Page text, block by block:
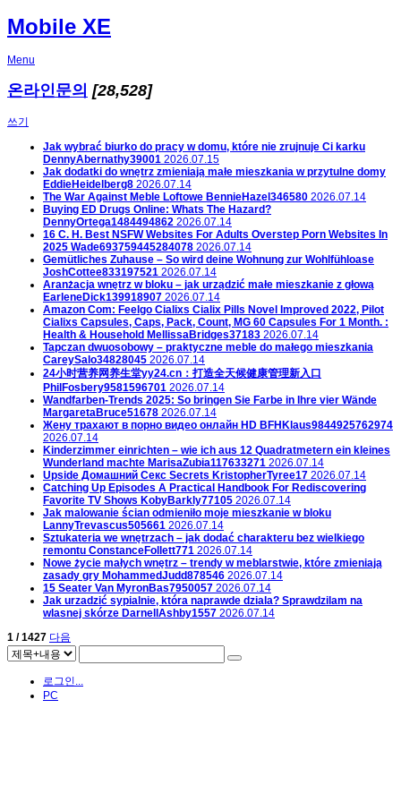
Mobile XE
Menu
온라인문의 [28,528]
쓰기
Jak wybrać biurko do pracy w domu, które nie zrujnuje Ci karku
DennyAbernathy39001 2026.07.15
Jak dodatki do wnętrz zmieniają małe mieszkania w przytulne domy
EddieHeidelberg8 2026.07.14
The War Against Meble Loftowe BennieHazel346580 2026.07.14
Buying ED Drugs Online: Whats The Hazard?
DennyOrtega1484494862 2026.07.14
16 C. H. Best NSFW Websites For Adults Overstep Porn Websites In
2025 Wade693759445284078 2026.07.14
Gemütliches Zuhause – So wird deine Wohnung zur Wohlfühloase
JoshCottee833197521 2026.07.14
Aranżacja wnętrz w bloku – jak urządzić małe mieszkanie z głową
EarleneDick139918907 2026.07.14
Amazon Com: Feelgo Cialixs Cialix Pills Novel Improved 2022, Pilot
Cialixs Capsules, Caps, Pack, Count, MG 60 Capsules For 1 Month. :
Health & Household MellissaBridges37183 2026.07.14
Tapczan dwuosobowy – praktyczne meble do małego mieszkania
CareySalo34828045 2026.07.14
24小时营养网养生堂yy24.cn：打造全天候健康管理新入口
PhilFosbery9581596701 2026.07.14
Wandfarben-Trends 2025: So bringen Sie Farbe in Ihre vier Wände
MargaretaBruce51678 2026.07.14
Жену трахают в порно видео онлайн HD BFHKlaus9844925762974
2026.07.14
Kinderzimmer einrichten – wie ich aus 12 Quadratmetern ein kleines
Wunderland machte MarisaZubia117633271 2026.07.14
Upside Домашний Секс Secrets KristopherTyree17 2026.07.14
Catching Up Episodes A Practical Handbook For Rediscovering
Favorite TV Shows KobyBarkly77105 2026.07.14
Jak malowanie ścian odmieniło moje mieszkanie w bloku
LannyTrevascus505661 2026.07.14
Sztukateria we wnętrzach – jak dodać charakteru bez wielkiego
remontu ConstanceFollett771 2026.07.14
Nowe życie małych wnętrz – trendy w meblarstwie, które zmieniają
zasady gry MohammedJudd878546 2026.07.14
15 Seater Van MyronBas7950057 2026.07.14
Jak urzadzić sypialnie, która naprawde dziala? Sprawdzilam na
wlasnej skórze DarnellAshby1557 2026.07.14
1 / 1427 다음
로그인...
PC